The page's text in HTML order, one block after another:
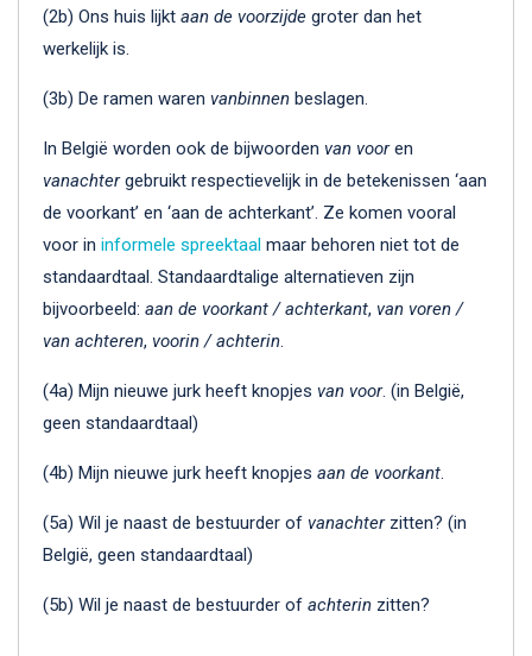
(2b) Ons huis lijkt aan de voorzijde groter dan het
werkelijk is.
(3b) De ramen waren vanbinnen beslagen.
In België worden ook de bijwoorden van vooren
vanachtergebruikt respectievelijk in de betekenissen ‘aan
de voorkant’ en ‘aan de achterkant’. Ze komen vooral
voor in informele spreektaal maar behoren niet tot de
standaardtaal. Standaardtalige alternatieven zijn
bijvoorbeeld: aan de voorkant / achterkant, van voren /
van achteren, voorin / achterin.
(4a) Mijn nieuwe jurk heeft knopjes van voor. (in België,
geen standaardtaal)
(4b) Mijn nieuwe jurk heeft knopjes aan de voorkant.
(5a) Wil je naast de bestuurder of vanachterzitten? (in
België, geen standaardtaal)
(5b) Wil je naast de bestuurder of achterin zitten?